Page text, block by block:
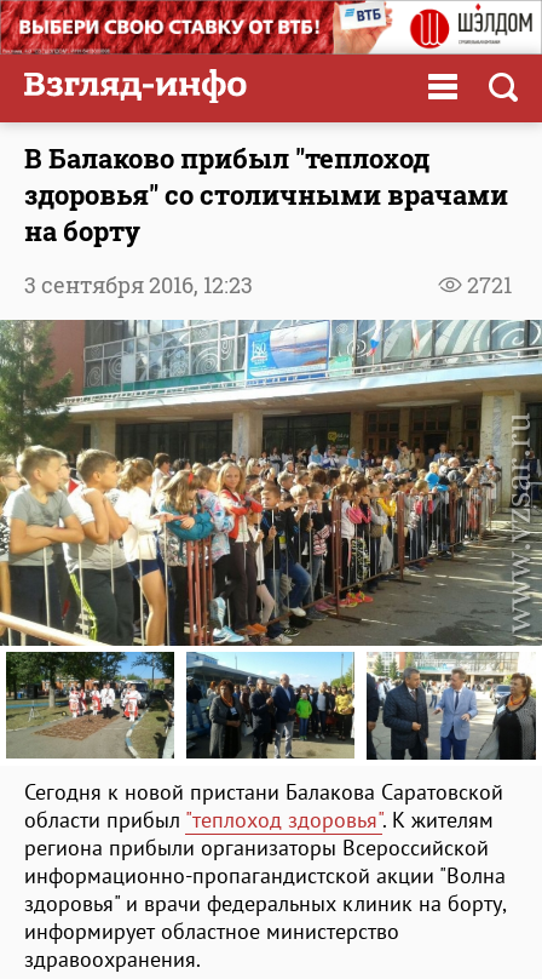
В Балаково прибыл "теплоход
здоровья" со столичными врачами
на борту
2721
3 сентября 2016, 12:23
Сегодня к новой пристани Балакова Саратовской
области прибыл "теплоход здоровья". К жителям
региона прибыли организаторы Всероссийской
информационно-пропагандистской акции "Волна
здоровья" и врачи федеральных клиник на борту,
информирует областное министерство
здравоохранения.